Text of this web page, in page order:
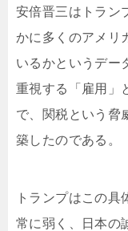
安倍晋三はトラン
かに多くのアメリ
いるかというデー
重視する「雇用」
で、関税という脅
築したのである。
トランプはこの
常に弱く、日本の